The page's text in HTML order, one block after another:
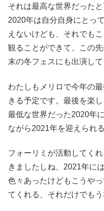
それは最高な世界だった
2020年は自分自身にとっ
えないけども、それでも
観ることができて、この
末の冬フェスにも出演して
わたしもメリロで今年の
きる予定です。最後を楽
最低な世界だった2020年
ながら2021年を迎えられ
フォーリミが活動してく
きましたしね、2021年に
色々あったけどもこうや
てくれる、それだけでも